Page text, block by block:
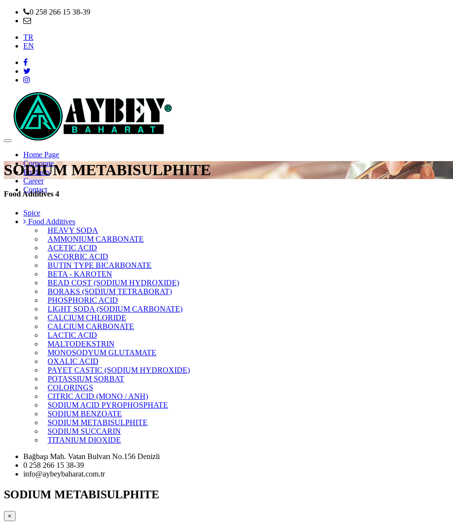
0 258 266 15 38-39
TR
EN
Home Page
Corporate
Products
Career
Contact
SODIUM METABISULPHITE
Food Additives 4
Spice
Food Additives
HEAVY SODA
AMMONIUM CARBONATE
ACETIC ACID
ASCORBIC ACID
BUTIN TYPE BICARBONATE
BETA - KAROTEN
BEAD COST (SODIUM HYDROXIDE)
BORAKS (SODIUM TETRABORAT)
PHOSPHORIC ACID
LIGHT SODA (SODIUM CARBONATE)
CALCIUM CHLORIDE
CALCIUM CARBONATE
LACTIC ACID
MALTODEKSTRIN
MONOSODYUM GLUTAMATE
OXALIC ACID
PAYET CASTIC (SODIUM HYDROXIDE)
POTASSIUM SORBAT
COLORINGS
CITRIC ACID (MONO / ANH)
SODIUM ACID PYROPHOSPHATE
SODIUM BENZOATE
SODIUM METABISULPHITE
SODIUM SUCCARIN
TITANIUM DIOXIDE
Bağbaşı Mah. Vatan Bulvarı No.156 Denizli
0 258 266 15 38-39
info@aybeybaharat.com.tr
SODIUM METABISULPHITE
×